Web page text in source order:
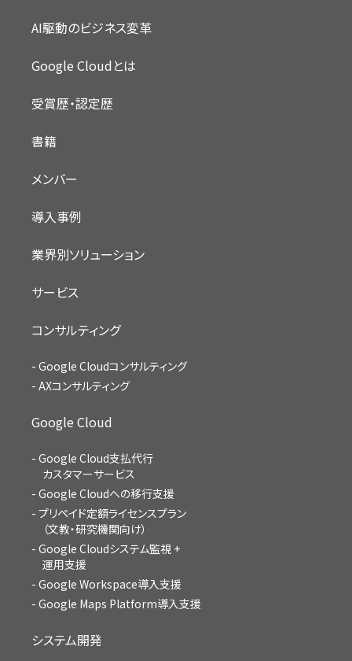
AI駆動のビジネス変革
Google Cloudとは
受賞歴・認定歴
書籍
メンバー
導入事例
業界別ソリューション
サービス
コンサルティング
Google Cloudコンサルティング
AXコンサルティング
Google Cloud
Google Cloud支払代行
カスタマーサービス
Google Cloudへの移行支援
プリペイド定額ライセンスプラン
（文教・研究機関向け）
Google Cloudシステム監視 +
運用支援
Google Workspace導入支援
Google Maps Platform導入支援
システム開発